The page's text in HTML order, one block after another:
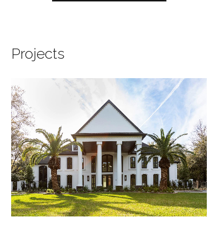
Projects